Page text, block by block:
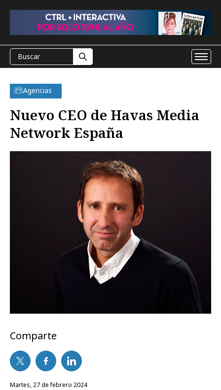
Agencias
Nuevo CEO de Havas Media
Network España
Comparte
martes, 27 de febrero 2024